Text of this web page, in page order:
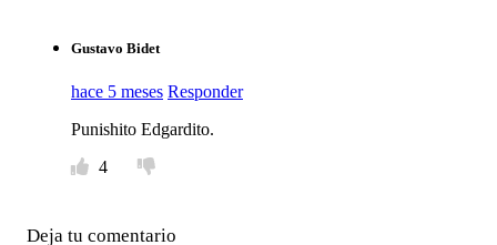
Gustavo Bidet
hace 5 meses Responder
Punishito Edgardito.
4
Deja tu comentario